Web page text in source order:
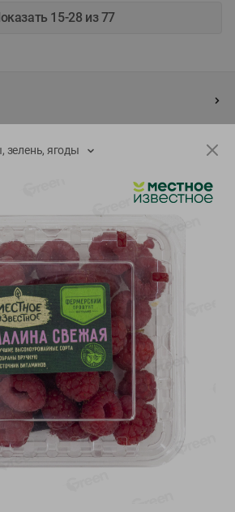
15-28 из 77
картой
AppGallery
Пн.- Пт. с 09.00 до 17.00, СБ, ВС -
зелень, ягоды